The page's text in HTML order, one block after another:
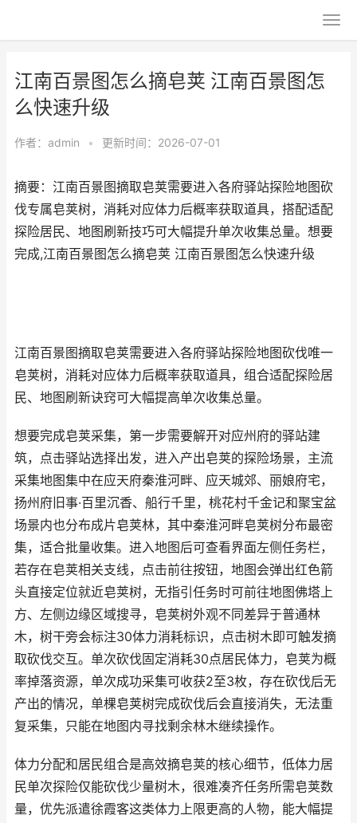
江南百景图怎么摘皂荚 江南百景图怎
么快速升级
作者： admin • 更新时间：2026-07-01
摘要：江南百景图摘取皂荚需要进入各府驿站探险地图砍
伐专属皂荚树，消耗对应体力后概率获取道具，搭配适配
探险居民、地图刷新技巧可大幅提升单次收集总量。想要
完成,江南百景图怎么摘皂荚 江南百景图怎么快速升级
江南百景图摘取皂荚需要进入各府驿站探险地图砍伐唯一
皂荚树，消耗对应体力后概率获取道具，组合适配探险居
民、地图刷新诀窍可大幅提高单次收集总量。
想要完成皂荚采集，第一步需要解开对应州府的驿站建
筑，点击驿站选择出发，进入产出皂荚的探险场景，主流
采集地图集中在应天府秦淮河畔、应天城郊、丽娘府宅，
扬州府旧事·百里沉香、船行千里，桃花村千金记和聚宝盆
场景内也分布成片皂荚林，其中秦淮河畔皂荚树分布最密
集，适合批量收集。进入地图后可查看界面左侧任务栏，
若存在皂荚相关支线，点击前往按钮，地图会弹出红色箭
头直接定位就近皂荚树，无指引任务时可前往地图佛塔上
方、左侧边缘区域搜寻，皂荚树外观不同差异于普通林
木，树干旁会标注30体力消耗标识，点击树木即可触发摘
取砍伐交互。单次砍伐固定消耗30点居民体力，皂荚为概
率掉落资源，单次成功采集可收获2至3枚，存在砍伐后无
产出的情况，单棵皂荚树完成砍伐后会直接消失，无法重
复采集，只能在地图内寻找剩余林木继续操作。
体力分配和居民组合是高效摘皂荚的核心细节，低体力居
民单次探险仅能砍伐少量树木，很难凑齐任务所需皂荚数
量，优先派遣徐霞客这类体力上限更高的人物，能大幅提